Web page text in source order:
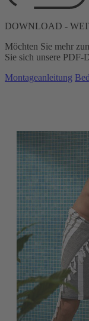
DOWNLOAD -
Möchten Sie mehr
Sie sich unsere PDF-
Montageanleitung